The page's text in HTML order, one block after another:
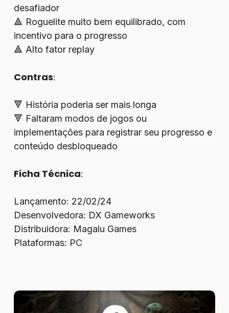
desafiador
🔺 Roguelite muito bem equilibrado, com
incentivo para o progresso
🔺 Alto fator replay
Contras:
🔻 História poderia ser mais longa
🔻 Faltaram modos de jogos ou
implementações para registrar seu progresso e
conteúdo desbloqueado
Ficha Técnica:
Lançamento: 22/02/24
Desenvolvedora: DX Gameworks
Distribuidora: Magalu Games
Plataformas: PC
Review